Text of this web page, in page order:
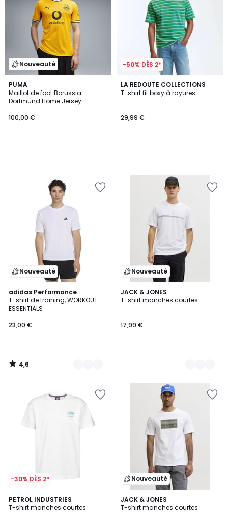
Nouveauté
PUMA
Maillot de foot Borussia
Dortmund Home Jersey
100,00 €
-50% DÈS 2*
LA REDOUTE COLLECTIONS
T-shirt fit boxy à rayures
29,99 €
Nouveauté
adidas Performance
T-shirt de training, WORKOUT
ESSENTIALS
23,00 €
4,6
/ 5
3
Couleurs
4,6
/
Nouveauté
JACK & JONES
T-shirt manches courtes
17,99 €
3
Couleurs
-30% DÈS 2*
PETROL INDUSTRIES
T-shirt manches courtes
Nouveauté
JACK & JONES
T-shirt manches courtes
2
Couleurs